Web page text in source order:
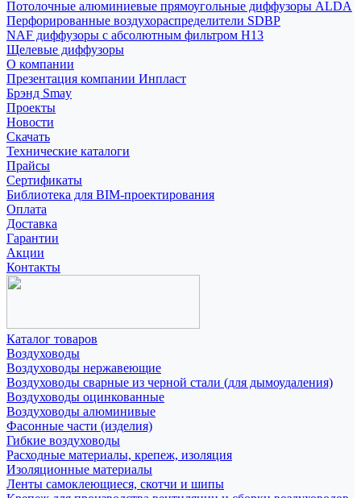
Потолочные алюминиевые прямоугольные диффузоры ALDA
Перфорированные воздухораспределители SDBP
NAF диффузоры с абсолютным фильтром Н13
Щелевые диффузоры
О компании
Презентация компании Инпласт
Брэнд Smay
Проекты
Новости
Скачать
Технические каталоги
Прайсы
Сертификаты
Библиотека для BIM-проектирования
Оплата
Доставка
Гарантии
Акции
Контакты
Каталог товаров
Воздуховоды
Воздуховоды нержавеющие
Воздуховоды сварные из черной стали (для дымоудаления)
Воздуховоды оцинкованные
Воздуховоды алюминивые
Фасонные части (изделия)
Гибкие воздуховоды
Расходные материалы, крепеж, изоляция
Изоляционные материалы
Ленты самоклеющиеся, скотчи и шипы